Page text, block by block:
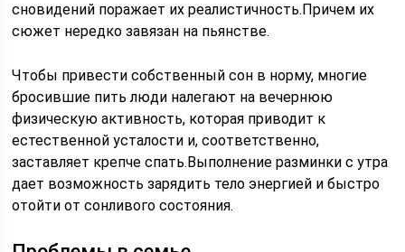
сновидений поражает их реалистичность.Причем их
сюжет нередко завязан на пьянстве.
Чтобы привести собственный сон в норму, многие
бросившие пить люди налегают на вечернюю
физическую активность, которая приводит к
естественной усталости и, соответственно,
заставляет крепче спать.Выполнение разминки с утра
дает возможность зарядить тело энергией и быстро
отойти от сонливого состояния.